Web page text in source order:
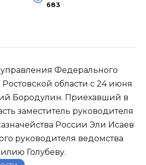
683
Федерального
Ростовской области с 24 июня
Бородулин. Приехавший в
заместитель руководителя
России Эли Исаев
руководителя ведомства
Голубеву.